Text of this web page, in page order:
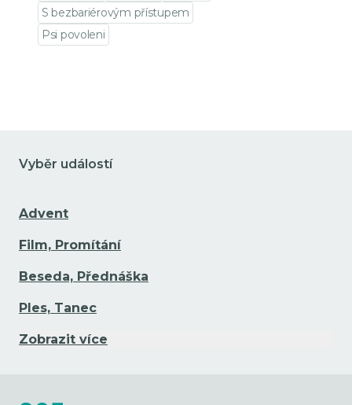
S bezbariérovým přístupem
Psi povoleni
Vyběr událostí
Advent
Film, Promítání
Beseda, Přednáška
Ples, Tanec
Zobrazit více